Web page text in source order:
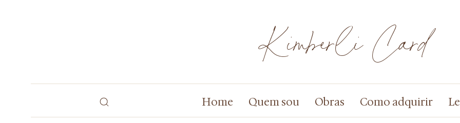
Kimberli Card
Home Quem sou Obras Como adquirir